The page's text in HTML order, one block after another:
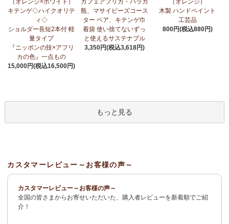
＜うす塩＞～こだわりの大粒 香り高くコク深いまろやかな甘み～
3/27：キテンゲ◇ハイクオリティ◇2026新柄 タンザニアより新入
～アフリカンプリント生地～
3/27： サーカスパンツ
仕立てた新作登場！『ニッポンの技×アフリカの色』
3/11：リボン付きブラウス アレンジいろいろ9way仕様！新入
3/11：イレギュラーヘム タックスカート
イクオリティ◇で仕立てた新作登場！『ニッポンの技×アフリカの
2/4： 長財布L字ファスナー～キテンゲ本革仕立て
～キテンゲ◇ハ
キテンゲ◇ハイクオリテ
ィ◇
ショルダー長短2本付 軽
量タイプ
『ニッポンの技×アフリ
カの色』一点もの
15,000円(税込16,500円)
瓶、マサイビーズコース
ター ペア、キテンゲ巾
着袋 使い捨てないずっ
と使えるサステナブル
3,350円(税込3,618円)
木製 ハンドペイント
工芸品
800円(税込880円)
もっと見る
カスタマーレビュー～お客様の声～
カスタマーレビュー～お客様の声～
全国の皆さまからお寄せいただいた、購入者レビューを新着順でご紹
介！